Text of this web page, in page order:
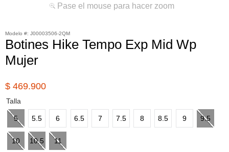
Pase el mouse para hacer zoom
: J00003506-2QM
Botines Hike Tempo Exp Mid Wp
Mujer
$ 469.900
Talla
10 10.5 11
5 5.5 6 6.5 7 7.5 8 8.5 9 9.5
morrales
7.
sandalias
8.
botas hombre